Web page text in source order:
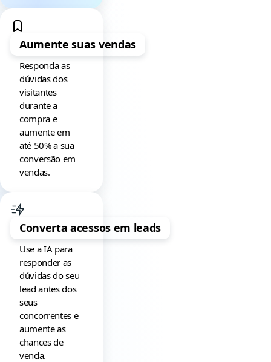
Aumente suas vendas
Responda as
dúvidas dos
visitantes
durante a
compra e
aumente em
até 50% a sua
conversão em
vendas.
Converta acessos em leads
Use a IA para
responder as
dúvidas do seu
lead antes dos
seus
concorrentes e
aumente as
chances de
venda.